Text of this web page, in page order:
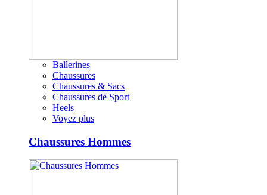
Ballerines
Chaussures
Chaussures & Sacs
Chaussures de Sport
Heels
Voyez plus
Chaussures Hommes